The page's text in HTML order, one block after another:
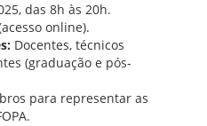
das 8h às 20h.
online).
Docentes, técnicos
(graduação e pós-
para representar as